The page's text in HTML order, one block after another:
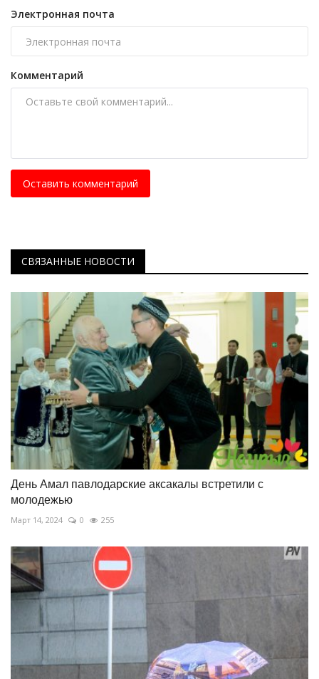
Электронная почта
Комментарий
Оставить комментарий
СВЯЗАННЫЕ НОВОСТИ
День Амал павлодарские аксакалы встретили с
молодежью
Март 14, 2024 0 255